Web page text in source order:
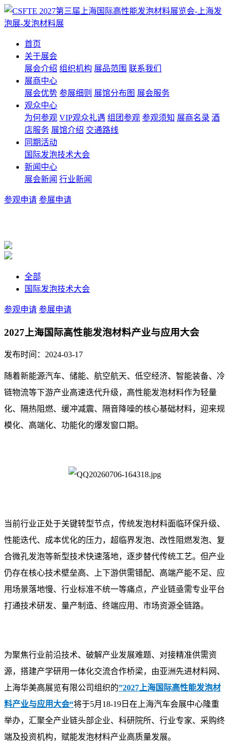
首页
关于展会
展会介绍 组织机构 展品范围 联系我们
展商中心
展会优势 参展细则 展馆分布图 展会服务
观众中心
为何参观 VIP观众礼遇 组团参观 参观须知 展商名录 酒
店服务 展馆介绍 交通路线
同期活动
国际发泡技术大会
新闻中心
展会新闻 行业新闻
参观申请 参展申请
全部
国际发泡技术大会
参观申请 参展申请
2027上海国际高性能发泡材料产业与应用大会
发布时间：2024-03-17
随着新能源汽车、储能、航空航天、低空经济、智能装备、冷
链物流等下游产业高速迭代升级，高性能发泡材料作为轻量
化、隔热阻燃、缓冲减震、隔音降噪的核心基础材料，迎来规
模化、高端化、功能化的爆发窗口期。
当前行业正处于关键转型节点，传统发泡材料面临环保升级、
性能迭代、成本优化的压力，超临界发泡、改性阻燃发泡、复
合微孔发泡等新型技术快速落地，逐步替代传统工艺。但产业
仍存在核心技术壁垒高、上下游供需错配、高端产能不足、应
用场景落地慢、行业标准不统一等痛点，产业链亟需专业平台
打通技术研发、量产制造、终端应用、市场资源全链路。
为聚焦行业前沿技术、破解产业发展难题、对接精准供需资
源，搭建产学研用一体化交流合作桥梁，由亚洲先进材料网、
上海华美高展览有限公司组织的”2027上海国际高性能发泡材
料产业与应用大会“将于5月18-19日在上海汽车会展中心隆重
举办，汇聚全产业链头部企业、科研院所、行业专家、采购终
端及投资机构，赋能发泡材料产业高质量发展。